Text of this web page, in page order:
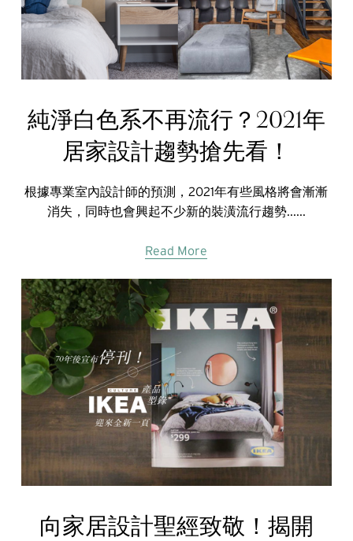
純淨白色系不再流行？2021年
居家設計趨勢搶先看！
根據專業室內設計師的預測，2021年有些風格將會漸漸
消失，同時也會興起不少新的裝潢流行趨勢......
Read More
向家居設計聖經致敬！揭開